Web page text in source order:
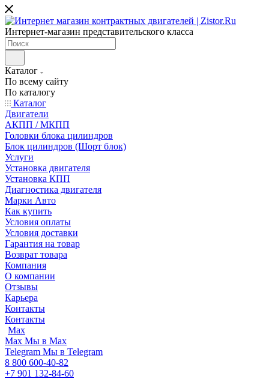
Интернет-магазин представительского класса
Каталог
По всему сайту
По каталогу
Каталог
Двигатели
АКПП / МКПП
Головки блока цилиндров
Блок цилиндров (Шорт блок)
Услуги
Установка двигателя
Установка КПП
Диагностика двигателя
Марки Авто
Как купить
Условия оплаты
Условия доставки
Гарантия на товар
Возврат товара
Компания
О компании
Отзывы
Карьера
Контакты
Контакты
Max
Max Мы в Max
Telegram Мы в Telegram
8 800 600-40-82
+7 901 132-84-60